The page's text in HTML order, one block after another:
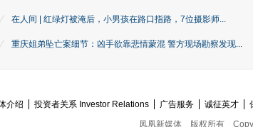
在人间 | 红绿灯被淹后，小男孩在路口指路，7位摄影师...
重庆姐弟坠亡案细节：凶手欲靠悲情蒙混 警方现场勘察发现...
介绍 投资者关系 Investor Relations 广告服务 诚征英才
凤凰新媒体
版权所有